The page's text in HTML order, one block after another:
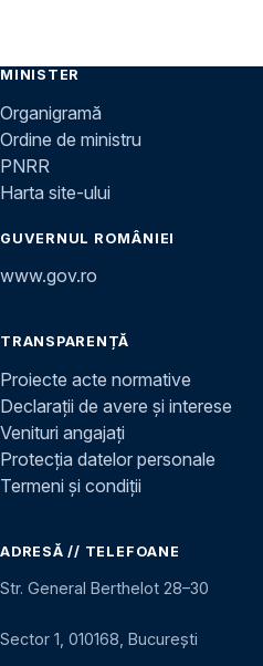
MINISTER
Organigramă
Ordine de ministru
PNRR
Harta site-ului
GUVERNUL ROMÂNIEI
www.gov.ro
TRANSPARENȚĂ
Proiecte acte normative
Declarații de avere și interese
Venituri angajați
Protecția datelor personale
Termeni și condiții
ADRESĂ // TELEFOANE
Str. General Berthelot 28–30
Sector 1, 010168, București